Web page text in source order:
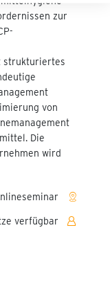
zur
strukturiertes
von
Die
wird
verfügbar